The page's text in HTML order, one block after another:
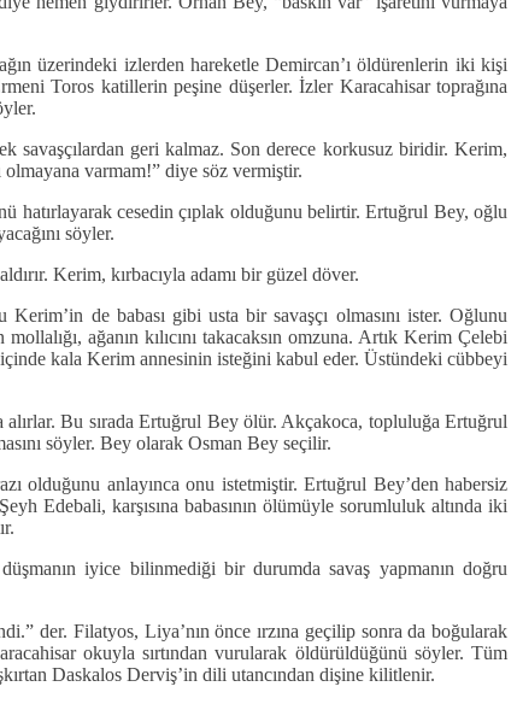
üzerindeki izlerden hareketle Demircan’ı öldürenlerin iki kişi
Toros katillerin peşine düşerler. İzler Karacahisar toprağına
savaşçılardan geri kalmaz. Son derece korkusuz biridir. Kerim,
olmayana varmam!” diye söz vermiştir.
hatırlayarak cesedin çıplak olduğunu belirtir. Ertuğrul Bey, oğlu
söyler.
Kerim, kırbacıyla adamı bir güzel döver.
de babası gibi usta bir savaşçı olmasını ister. Oğlunu
ağanın kılıcını takacaksın omzuna. Artık Kerim Çelebi
kala Kerim annesinin isteğini kabul eder. Üstündeki cübbeyi
alırlar. Bu sırada Ertuğrul Bey ölür. Akçakoca, topluluğa Ertuğrul
söyler. Bey olarak Osman Bey seçilir.
olduğunu anlayınca onu istetmiştir. Ertuğrul Bey’den habersiz
Edebali, karşısına babasının ölümüyle sorumluluk altında iki
iyice bilinmediği bir durumda savaş yapmanın doğru
der. Filatyos, Liya’nın önce ırzına geçilip sonra da boğularak
okuyla sırtından vurularak öldürüldüğünü söyler. Tüm
Daskalos Derviş’in dili utancından dişine kilitlenir.